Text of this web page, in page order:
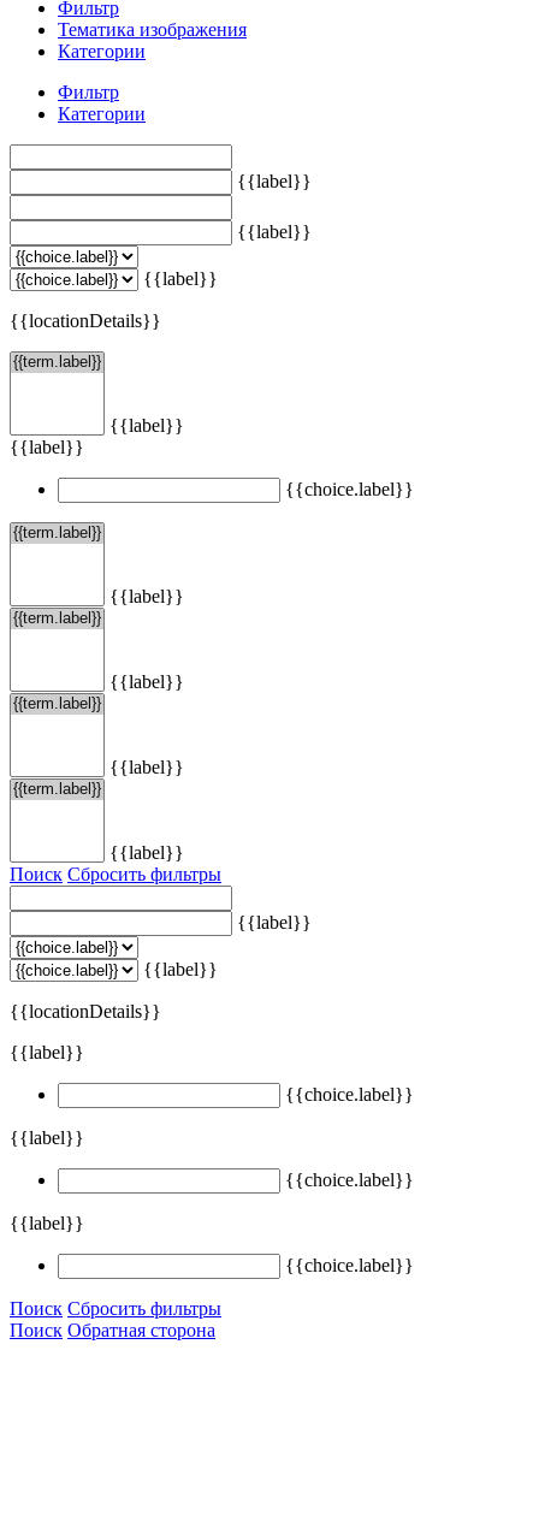
Фильтр
Тематика изображения
Категории
Фильтр
Категории
{{label}}
{{label}}
{{label}}
{{locationDetails}}
{{label}}
{{label}}
{{choice.label}}
{{label}}
{{label}}
{{label}}
{{label}}
Поиск Сбросить фильтры
{{label}}
{{label}}
{{locationDetails}}
{{label}}
{{choice.label}}
{{label}}
{{choice.label}}
{{label}}
{{choice.label}}
Поиск Сбросить фильтры
Поиск Обратная сторона